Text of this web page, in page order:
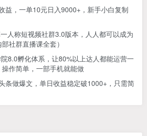
益，一单10元日入9000+，新手小白复制
人称短视频社群3.0版本，人人都可以成为
社群直播课全套）
8.0孵化体系，让80%以上达人都能运营一
作简单，一部手机就能做
条做爆文，单日收益稳定破1000+，只需简